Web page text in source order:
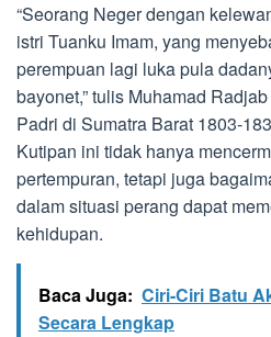
“Seorang Neger dengan
istri Tuanku Imam, yang
perempuan lagi luka pula
bayonet,” tulis Muhamad
Padri di Sumatra Barat 1803-
Kutipan ini tidak hanya
pertempuran, tetapi juga
dalam situasi perang dapat
kehidupan.
Baca Juga: Ciri-Ciri Batu
Secara Lengkap